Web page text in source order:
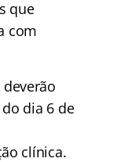
que
com
dia 6 de
clínica.